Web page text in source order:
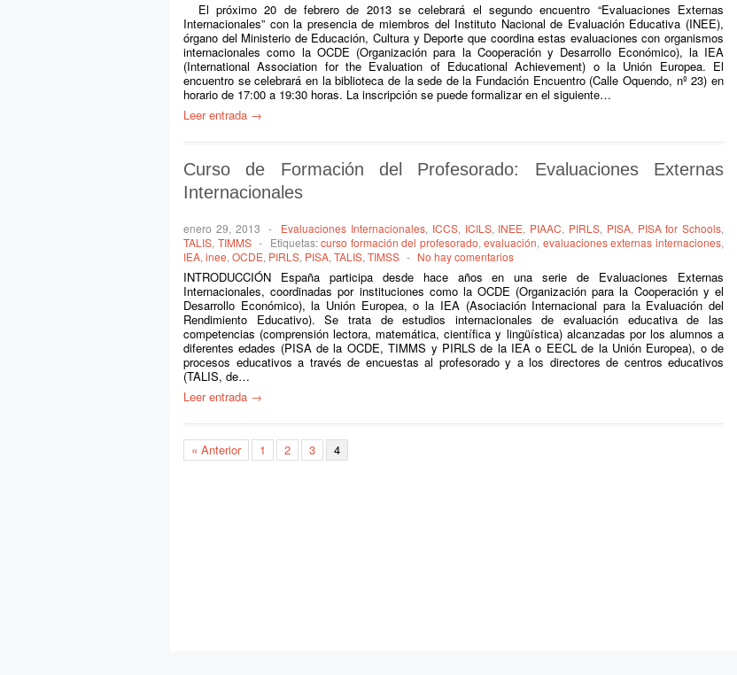
El próximo 20 de febrero de 2013 se celebrará el segundo encuentro “Evaluaciones Externas
Internacionales” con la presencia de miembros del Instituto Nacional de Evaluación Educativa (INEE),
órgano del Ministerio de Educación, Cultura y Deporte que coordina estas evaluaciones con organismos
internacionales como la OCDE (Organización para la Cooperación y Desarrollo Económico), la IEA
(International Association for the Evaluation of Educational Achievement) o la Unión Europea. El
encuentro se celebrará en la biblioteca de la sede de la Fundación Encuentro (Calle Oquendo, nº 23) en
horario de 17:00 a 19:30 horas. La inscripción se puede formalizar en el siguiente…
Leer entrada →
Curso de Formación del Profesorado: Evaluaciones Externas
Internacionales
enero 29, 2013 - Evaluaciones Internacionales, ICCS, ICILS, INEE, PIAAC, PIRLS, PISA, PISA for Schools,
TALIS, TIMMS - Etiquetas:curso formación del profesorado,evaluación, evaluaciones externas internaciones,
IEA, inee, OCDE, PIRLS, PISA, TALIS, TIMSS - No hay comentarios
INTRODUCCIÓN España participa desde hace años en una serie de Evaluaciones Externas
Internacionales, coordinadas por instituciones como la OCDE (Organización para la Cooperación y el
Desarrollo Económico), la Unión Europea, o la IEA (Asociación Internacional para la Evaluación del
Rendimiento Educativo). Se trata de estudios internacionales de evaluación educativa de las
competencias (comprensión lectora, matemática, científica y lingüística) alcanzadas por los alumnos a
diferentes edades (PISA de la OCDE, TIMMS y PIRLS de la IEA o EECL de la Unión Europea), o de
procesos educativos a través de encuestas al profesorado y a los directores de centros educativos
(TALIS, de…
Leer entrada →
« Anterior 1 2 3 4